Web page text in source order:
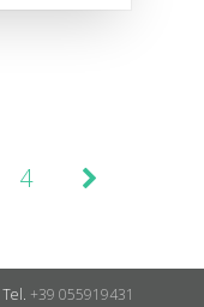
4
Tel. +39 055919431